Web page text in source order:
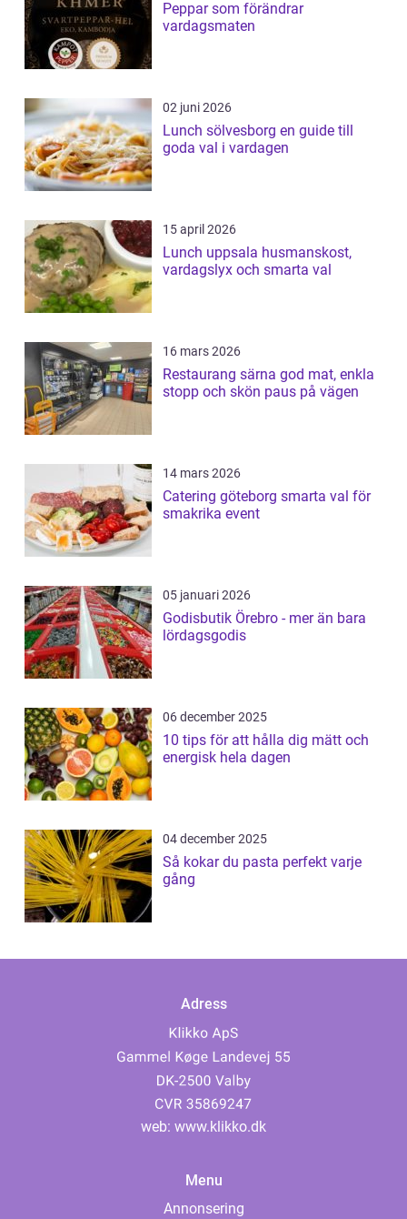
Peppar som förändrar
vardagsmaten
02 juni 2026
Lunch sölvesborg en guide till
goda val i vardagen
15 april 2026
Lunch uppsala husmanskost,
vardagslyx och smarta val
16 mars 2026
Restaurang särna god mat, enkla
stopp och skön paus på vägen
14 mars 2026
Catering göteborg smarta val för
smakrika event
05 januari 2026
Godisbutik Örebro - mer än bara
lördagsgodis
06 december 2025
10 tips för att hålla dig mätt och
energisk hela dagen
04 december 2025
Så kokar du pasta perfekt varje
gång
Adress
web: www.klikko.dk
Menu
Annonsering